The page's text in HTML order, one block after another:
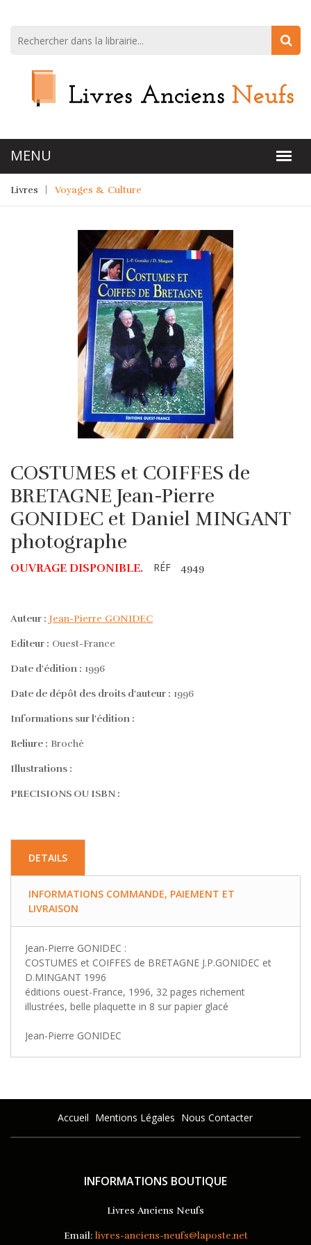
Livres Voyages & Culture
COSTUMES et COIFFES de
BRETAGNE Jean-Pierre
GONIDEC et Daniel MINGANT
photographe
OUVRAGE DISPONIBLE. RÉF 4949
Auteur : Jean-Pierre GONIDEC
Editeur : Ouest-France
Date d'édition : 1996
Date de dépôt des droits d'auteur : 1996
Informations sur l'édition :
Reliure : Broché
Illustrations :
PRECISIONS OU ISBN :
DETAILS
INFORMATIONS COMMANDE, PAIEMENT ET
LIVRAISON
Jean-Pierre GONIDEC :
COSTUMES et COIFFES de BRETAGNE J.P.GONIDEC et
D.MINGANT 1996
éditions ouest-France, 1996, 32 pages richement
illustrées, belle plaquette in 8 sur papier glacé
Jean-Pierre GONIDEC
Accueil Mentions Légales Nous Contacter
INFORMATIONS BOUTIQUE
Livres Anciens Neufs
Email: livres-anciens-neufs@laposte.net